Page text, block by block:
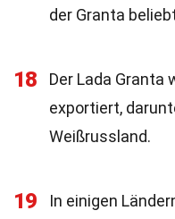
der Granta
18
Der Lada Granta
exportiert,
Weißrussland.
19
In einigen